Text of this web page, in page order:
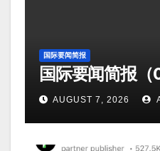
国际要闻简报
国际要闻简报
AUGUST 7, 2026